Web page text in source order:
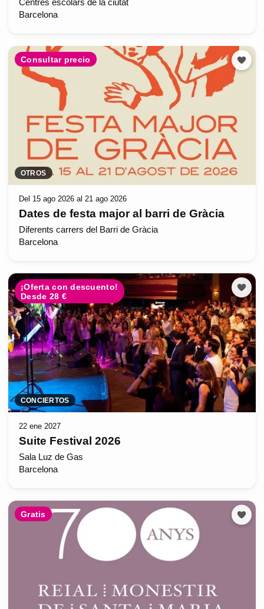
Centres escolars de la ciutat
Barcelona
Consultar precio
OTROS
Del 15 ago 2026 al 21 ago 2026
Dates de festa major al barri de Gràcia
Diferents carrers del Barri de Gràcia
Barcelona
¡Oferta con descuento!
Desde 28 €
CONCIERTOS
22 ene 2027
Suite Festival 2026
Sala Luz de Gas
Barcelona
Gratis